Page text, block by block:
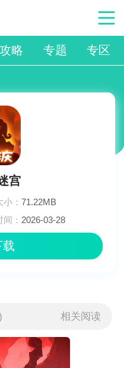
攻略 专题 专区
宫
小：71.22MB
间： 2026-03-28
载
相关阅读